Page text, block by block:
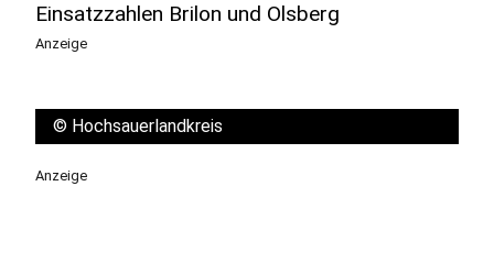
Einsatzzahlen Brilon und Olsberg
Anzeige
© Hochsauerlandkreis
Anzeige